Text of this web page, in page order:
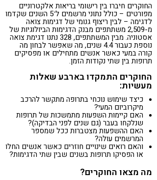
החוקרים חיברו בין רישומי בריאות אלקטרוניים
מפורטים – כולל נתוני מרשמים ל־5 השנים שקדמו
לדגימה – לבין ריצוף גנומי של דגימות צואה
מ-2,509 משתתפים מבנק הדגימות הביולוגיות של
אסטוניה. מבין המשתתפים, 328 נתנו דגימת צואה
נוספת כעבור 4.4 שנים, מה שאפשר לבחון מה
קורה במעי כאשר אנשים מתחילים או מפסיקים
תרופות בין שתי נקודות הזמן.
החוקרים התמקדו בארבע שאלות
מעשיות:
כיצד שימוש נוכחי בתרופה מתקשר להרכב
מיקרוביום המעי?
האם קיימות השפעות מתמשכות של תרופות
שנלקחו בעבר (גם שנים לפני הבדיקה)?
האם ההשפעות מצטברות ככל שמספר
המרשמים עולה?
והאם רואים שינויים חוזרים כאשר אנשים החלו
או הפסיקו תרופות בשנים שבין שתי הדגימות?
מה מצאו החוקרים?